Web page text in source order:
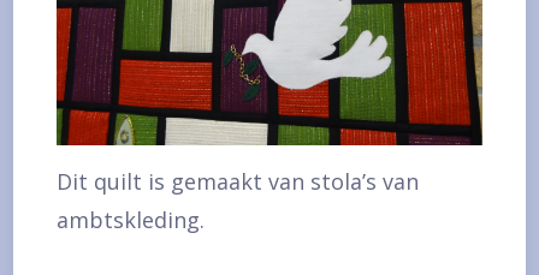
Dit quilt is gemaakt van stola’s van
ambtskleding.